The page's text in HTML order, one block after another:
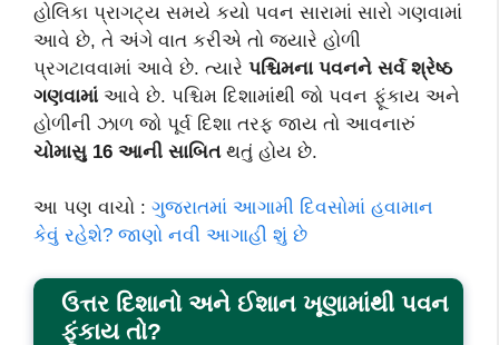
હોલિકા પ્રાગટ્ય સમયે કયો પવન સારામાં સારો ગણવામાં
આવે છે, તે અંગે વાત કરીએ તો જ્યારે હોળી
પ્રગટાવવામાં આવે છે. ત્યારે પશ્ચિમના પવનને સર્વ શ્રેષ્ઠ
ગણવામાંઆવે છે. પશ્ચિમ દિશામાંથી જો પવન ફૂંકાય અને
હોળીની ઝાળ જો પૂર્વ દિશા તરફ જાય તો આવનારું
ચોમાસુ 16 આની સાબિતથતું હોય છે.
આ પણ વાચો : ગુજરાતમાં આગામી દિવસોમાં હવામાન
કેવું રહેશે? જાણો નવી આગાહી શું છે
ઉત્તર દિશાનો અને ઈશાન ખૂણામાંથી પવન
ફૂંકાય તો?